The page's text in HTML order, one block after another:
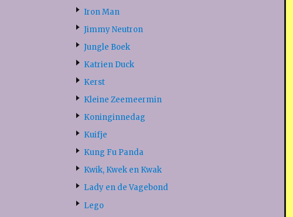
Iron Man
Jimmy Neutron
Jungle Boek
Katrien Duck
Kerst
Kleine Zeemeermin
Koninginnedag
Kuifje
Kung Fu Panda
Kwik, Kwek en Kwak
Lady en de Vagebond
Lego